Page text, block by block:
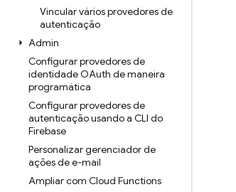
Vincular vários provedores de
autenticação
Admin
Configurar provedores de
identidade OAuth de maneira
programática
Configurar provedores de
autenticação usando a CLI do
Firebase
Personalizar gerenciador de
ações de e-mail
Ampliar com Cloud Functions